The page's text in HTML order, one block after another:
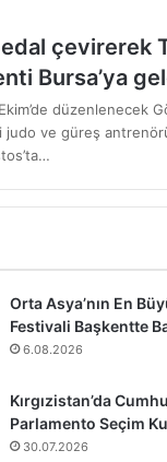
çevirerek
Bursa’ya
düzenlenecek
ve güreş antrenörü
Orta Asya’nın En
Festivali Başkentte
6.08.2026
Kırgızistan’da
Parlamento Seçim
30.07.2026